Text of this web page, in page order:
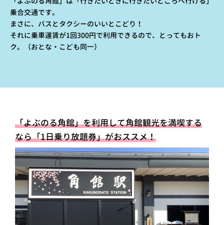
乗合交通です。
まさに、バスとタクシーのいいとこどり！
それに乗車運賃が1回300円で利用できるので、とってもおト
ク。（おとな・こども同一）
「よぶのる角館」を利用して角館観光を満喫する
なら「1日乗り放題券」がおススメ！